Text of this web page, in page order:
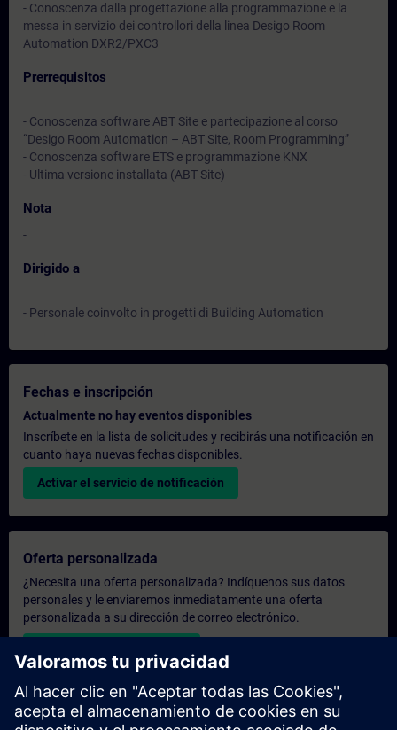
- Conoscenza dalla progettazione alla programmazione e la
messa in servizio dei controllori della linea Desigo Room
Automation DXR2/PXC3
Prerrequisitos
- Conoscenza software ABT Site e partecipazione al corso
“Desigo Room Automation – ABT Site, Room Programming”
- Conoscenza software ETS e programmazione KNX
- Ultima versione installata (ABT Site)
Nota
-
Dirigido a
- Personale coinvolto in progetti di Building Automation
Fechas e inscripción
Actualmente no hay eventos disponibles
Inscríbete en la lista de solicitudes y recibirás una notificación en
cuanto haya nuevas fechas disponibles.
Activar el servicio de notificación
Oferta personalizada
¿Necesita una oferta personalizada? Indíquenos sus datos
personales y le enviaremos inmediatamente una oferta
personalizada a su dirección de correo electrónico.
Enviar una oferta personal
Solicitar presupuesto exclusivo